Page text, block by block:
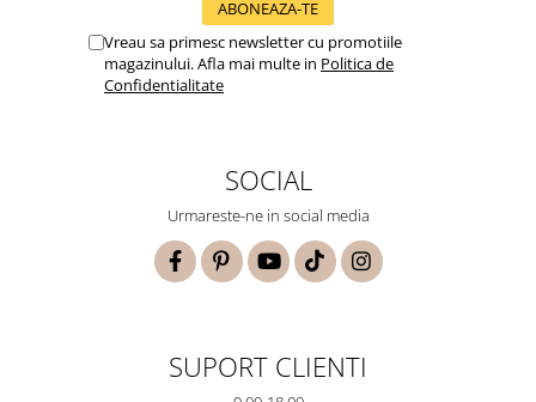
Vreau sa primesc newsletter cu promotiile
magazinului. Afla mai multe in Politica de
Confidentialitate
SOCIAL
Urmareste-ne in social media
SUPORT CLIENTI